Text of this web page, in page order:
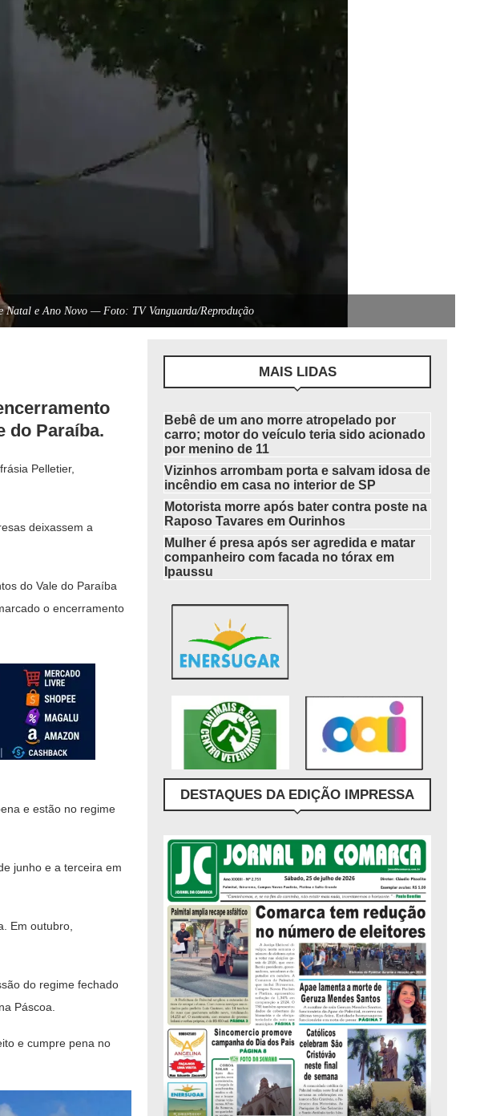
Natal e Ano Novo — Foto: TV Vanguarda/Reprodução
do Paraíba.
Pelletier,
deixassem a
do Vale do Paraíba
o encerramento
e estão no regime
junho e a terceira em
Em outubro,
do regime fechado
Páscoa.
e cumpre pena no
MAIS LIDAS
Bebê de um ano morre atropelado por
carro; motor do veículo teria sido acionado
por menino de 11
Vizinhos arrombam porta e salvam idosa de
incêndio em casa no interior de SP
Motorista morre após bater contra poste na
Raposo Tavares em Ourinhos
Mulher é presa após ser agredida e matar
companheiro com facada no tórax em
Ipaussu
DESTAQUES DA EDIÇÃO IMPRESSA